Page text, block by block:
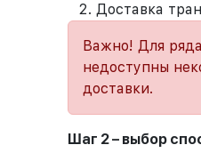
Доставка
Важно! Для
недоступны
доставки.
Шаг 2 – выбор